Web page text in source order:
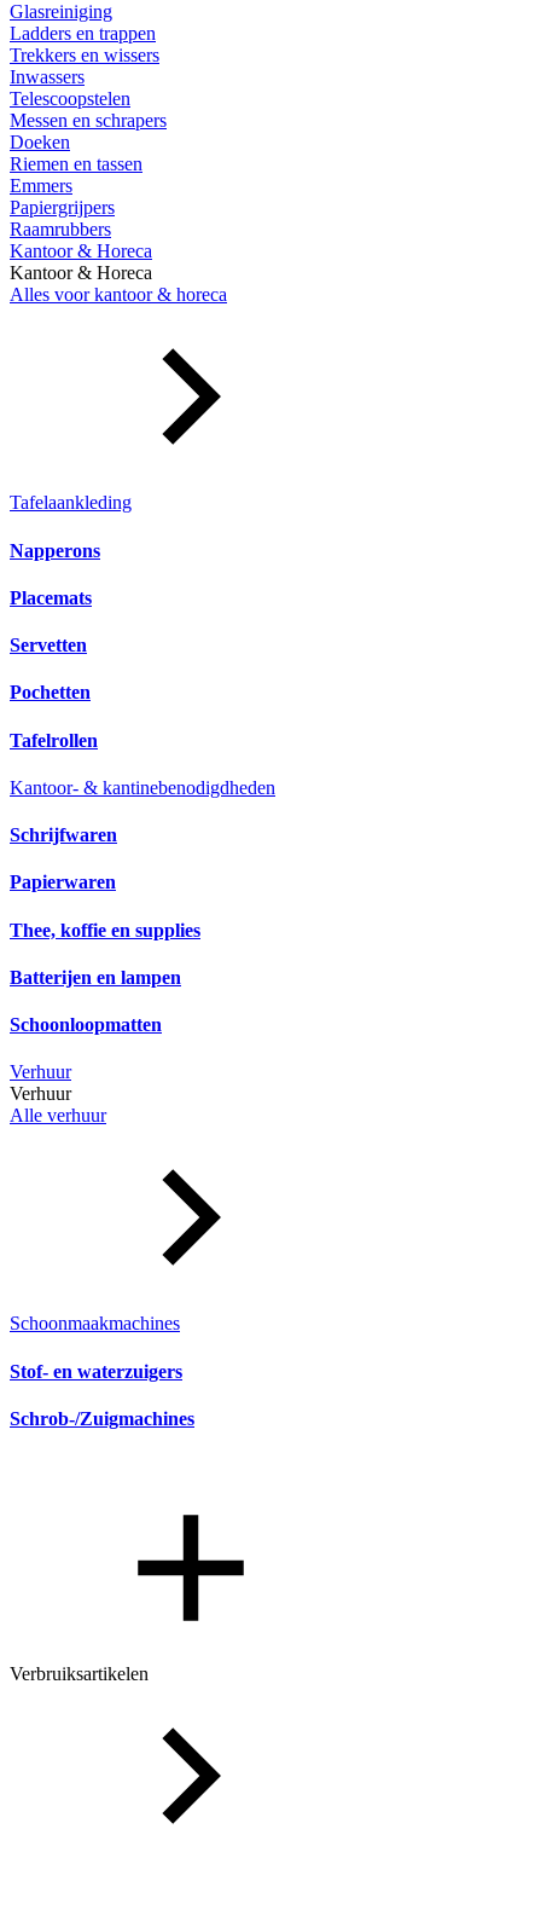
Glasreiniging
Ladders en trappen
Trekkers en wissers
Inwassers
Telescoopstelen
Messen en schrapers
Doeken
Riemen en tassen
Emmers
Papiergrijpers
Raamrubbers
Kantoor & Horeca
Kantoor & Horeca
Alles voor kantoor & horeca
Tafelaankleding
Napperons
Placemats
Servetten
Pochetten
Tafelrollen
Kantoor- & kantinebenodigdheden
Schrijfwaren
Papierwaren
Thee, koffie en supplies
Batterijen en lampen
Schoonloopmatten
Verhuur
Verhuur
Alle verhuur
Schoonmaakmachines
Stof- en waterzuigers
Schrob-/Zuigmachines
Verbruiksartikelen